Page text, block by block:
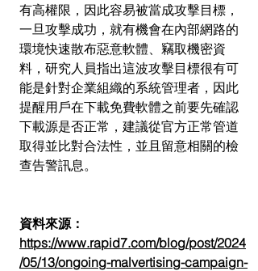
有高權限，因此容易被當成攻擊目標，
一旦攻擊成功，就有機會在內部網路的
環境快速散布惡意軟體、竊取機密資
料，研究人員指出這波攻擊目標很有可
能是針對企業組織的系統管理者，因此
提醒用戶在下載免費軟體之前要先確認
下載源是否正常，建議從官方正常管道
取得並比對合法性，並且留意相關的檢
查告警訊息。
資料來源：
https://www.rapid7.com/blog/post/2024
/05/13/ongoing-malvertising-campaign-